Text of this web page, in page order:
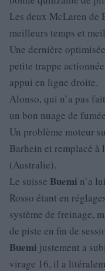
Les deux McLaren de
meilleurs temps et
Une dernière
petite trappe
appui en ligne droite.
Alonso, qui n’a pas
un bon nuage de
Un problème moteur
Barhein et remplacé à
(Australie).
Le suisse Buemi n’a
Rosso étant en
système de freinage,
de piste en fin de
Buemi justement a
virage 16, il a